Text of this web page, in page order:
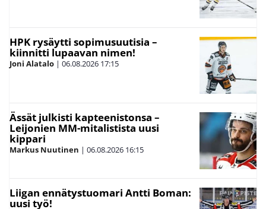
HPK rysäytti sopimusuutisia –
kiinnitti lupaavan nimen!
Joni Alatalo | 06.08.2026 17:15
Ässät julkisti kapteenistonsa –
Leijonien MM-mitalistista uusi
kippari
Markus Nuutinen | 06.08.2026 16:15
Liigan ennätystuomari Antti Boman:
uusi työ!